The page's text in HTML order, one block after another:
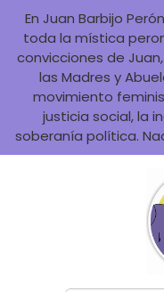
En Juan Barbijo
toda la mística
convicciones de
las Madres y
movimiento
justicia social, la
soberanía política.